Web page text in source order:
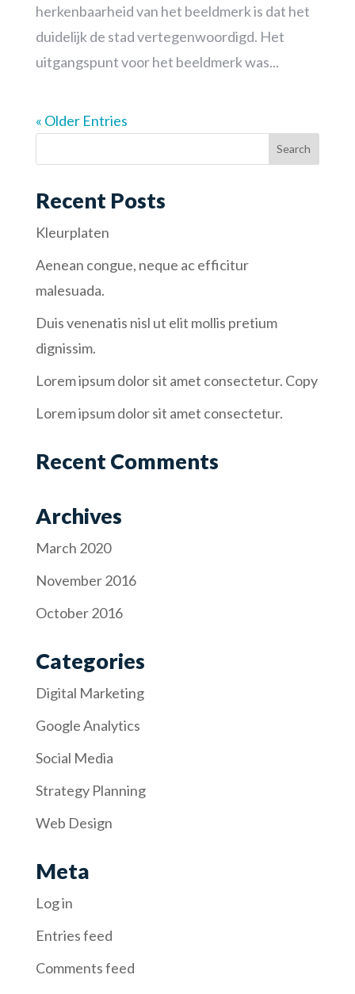
herkenbaarheid van het beeldmerk is dat het
duidelijk de stad vertegenwoordigd. Het
uitgangspunt voor het beeldmerk was...
« Older Entries
Recent Posts
Kleurplaten
Aenean congue, neque ac efficitur
malesuada.
Duis venenatis nisl ut elit mollis pretium
dignissim.
Lorem ipsum dolor sit amet consectetur. Copy
Lorem ipsum dolor sit amet consectetur.
Recent Comments
Archives
March 2020
November 2016
October 2016
Categories
Digital Marketing
Google Analytics
Social Media
Strategy Planning
Web Design
Meta
Log in
Entries feed
Comments feed